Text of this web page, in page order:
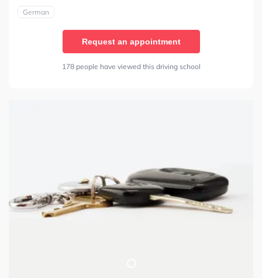
German
Request an appointment
178 people have viewed this driving school